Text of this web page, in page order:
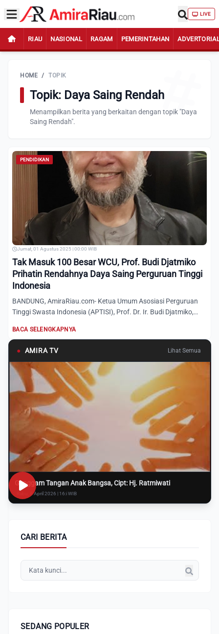
LIVE
RIAU NASIONAL RAGAM PEMERINTAHAN
HOME / TOPIK
Topik: Daya Saing Rendah
Menampilkan berita yang berkaitan dengan topik "Daya
Saing Rendah".
PENDIDIKAN
Jumat, 01 Agustus 2025 | 00:00 WIB
Tak Masuk 100 Besar WCU, Prof. Budi Djatmiko
Prihatin Rendahnya Daya Saing Perguruan Tinggi
Indonesia
BANDUNG, AmiraRiau.com- Ketua Umum Asosiasi Perguruan
Tinggi Swasta Indonesia (APTISI), Prof. Dr. Ir. Budi Djatmiko,
BACA SELENGKAPNYA
● AMIRA TV Lihat Semua
Genggam Tangan Anak Bangsa, Cipt: Hj. Ratmiwati
Rabu, 8 April 2026 | 16:i WIB
CARI BERITA
SEDANG POPULER